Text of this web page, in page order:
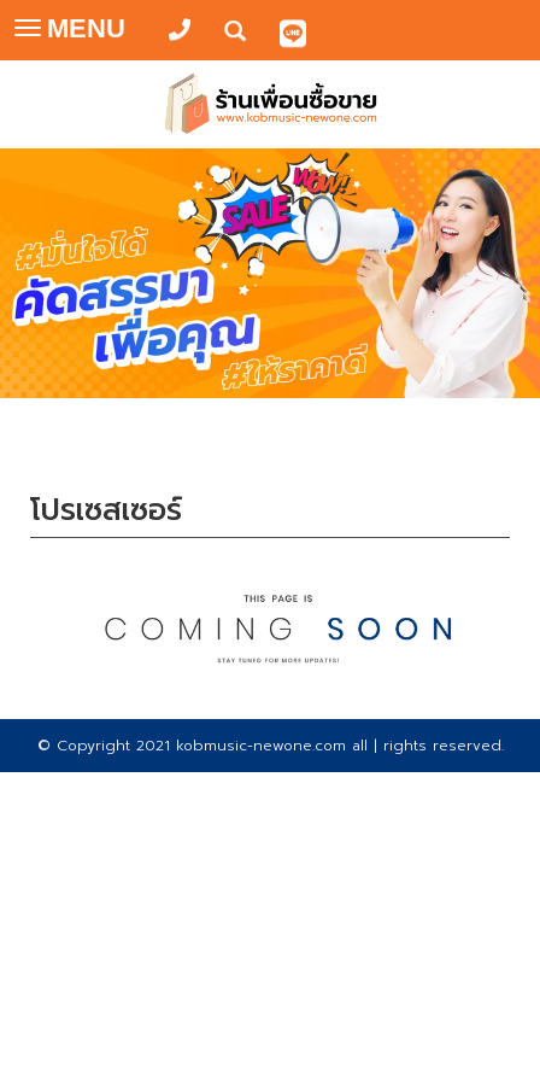
Toggle
navigation
MENU
โปรเซสเซอร์
© Copyright 2021 kobmusic-newone.com all | rights reserved.